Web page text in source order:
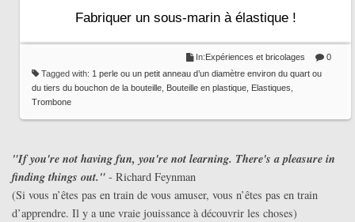
Fabriquer un sous-marin à élastique !
0
In: Expériences et bricolages
Tagged with: 1 perle ou un petit anneau d’un diamètre environ du quart ou
du tiers du bouchon de la bouteille, Bouteille en plastique, Elastiques,
Trombone
"If you're not having fun, you're not learning. There's a pleasure in
finding things out." - Richard Feynman
(Si vous n’êtes pas en train de vous amuser, vous n’êtes pas en train
d’apprendre. Il y a une vraie jouissance à découvrir les choses)